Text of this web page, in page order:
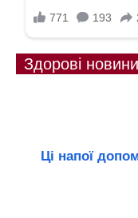
Здорові новини
Ці напої